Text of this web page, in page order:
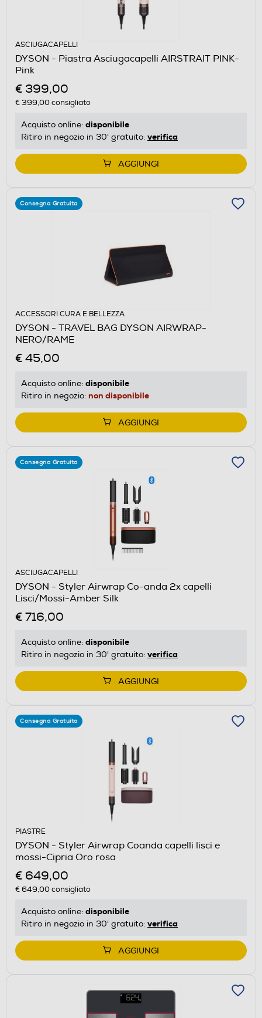
ASCIUGACAPELLI
DYSON - Piastra Asciugacapelli AIRSTRAIT PINK-
Pink
€ 399,00
€ 399,00consigliato
Acquisto online: disponibile
Ritiro in negozio in 30' gratuito: verifica
AGGIUNGI
Consegna Gratuita
ACCESSORI CURA E BELLEZZA
DYSON - TRAVEL BAG DYSON AIRWRAP-
NERO/RAME
€ 45,00
Acquisto online: disponibile
Ritiro in negozio: non disponibile
AGGIUNGI
Consegna Gratuita
ASCIUGACAPELLI
DYSON - Styler Airwrap Co-anda 2x capelli
Lisci/Mossi-Amber Silk
€ 716,00
Acquisto online: disponibile
Ritiro in negozio in 30' gratuito: verifica
AGGIUNGI
Consegna Gratuita
PIASTRE
DYSON - Styler Airwrap Coanda capelli lisci e
mossi-Cipria Oro rosa
€ 649,00
€ 649,00consigliato
Acquisto online: disponibile
Ritiro in negozio in 30' gratuito: verifica
AGGIUNGI